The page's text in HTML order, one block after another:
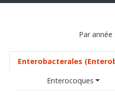
Par année :
Enterobacterales
Enterocoques